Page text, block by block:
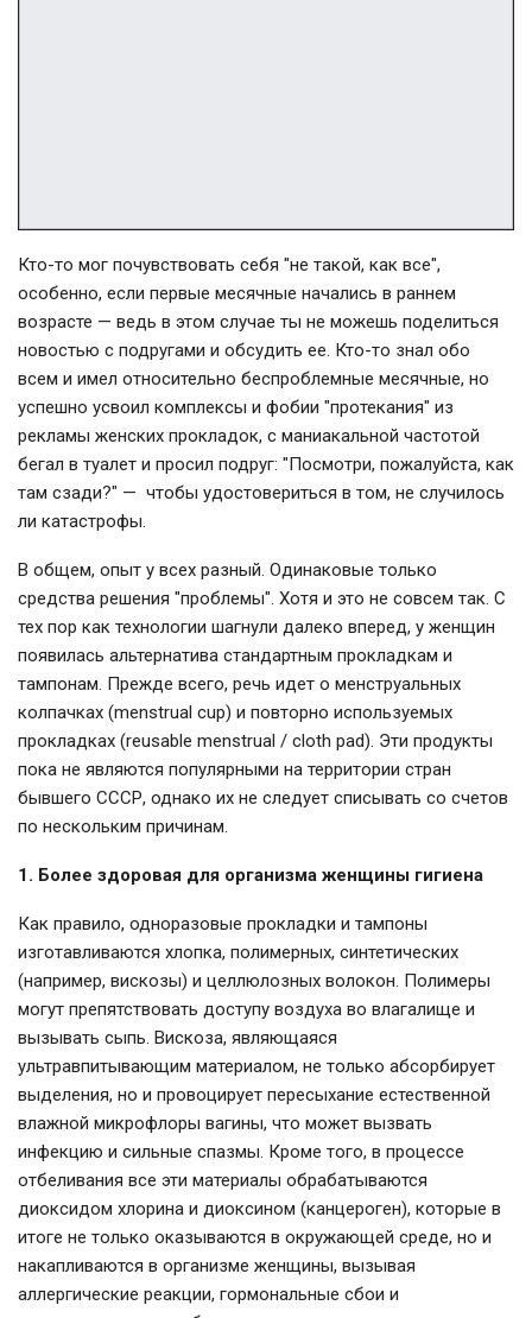
Кто-то мог почувствовать себя "не такой, как все",
особенно, если первые месячные начались в раннем
возрасте — ведь в этом случае ты не можешь поделиться
новостью с подругами и обсудить ее. Кто-то знал обо
всем и имел относительно беспроблемные месячные, но
успешно усвоил комплексы и фобии "протекания" из
рекламы женских прокладок, с маниакальной частотой
бегал в туалет и просил подруг: "Посмотри, пожалуйста, как
там сзади?" — чтобы удостовериться в том, не случилось
ли катастрофы.
В общем, опыт у всех разный. Одинаковые только
средства решения "проблемы". Хотя и это не совсем так. С
тех пор как технологии шагнули далеко вперед, у женщин
появилась альтернатива стандартным прокладкам и
тампонам. Прежде всего, речь идет о менструальных
колпачках (menstrual cup) и повторно используемых
прокладках (reusable menstrual / cloth pad). Эти продукты
пока не являются популярными на территории стран
бывшего СССР, однако их не следует списывать со счетов
по нескольким причинам.
1. Более здоровая для организма женщины гигиена
Как правило, одноразовые прокладки и тампоны
изготавливаются хлопка, полимерных, синтетических
(например, вискозы) и целлюлозных волокон. Полимеры
могут препятствовать доступу воздуха во влагалище и
вызывать сыпь. Вискоза, являющаяся
ультравпитывающим материалом, не только абсорбирует
выделения, но и провоцирует пересыхание естественной
влажной микрофлоры вагины, что может вызвать
инфекцию и сильные спазмы. Кроме того, в процессе
отбеливания все эти материалы обрабатываются
диоксидом хлорина и диоксином (канцероген), которые в
итоге не только оказываются в окружающей среде, но и
накапливаются в организме женщины, вызывая
аллергические реакции, гормональные сбои и